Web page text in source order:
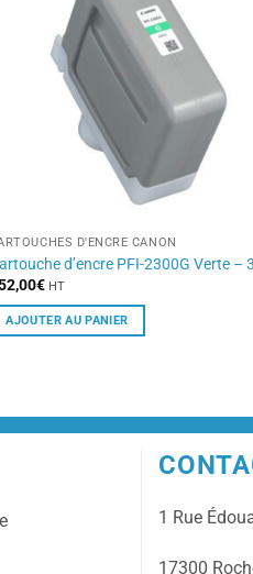
D'ENCRE CANON
d’encre PFI-2300G Verte –
€ HT
AJOUTER AU PANIER
1 Rue
17300